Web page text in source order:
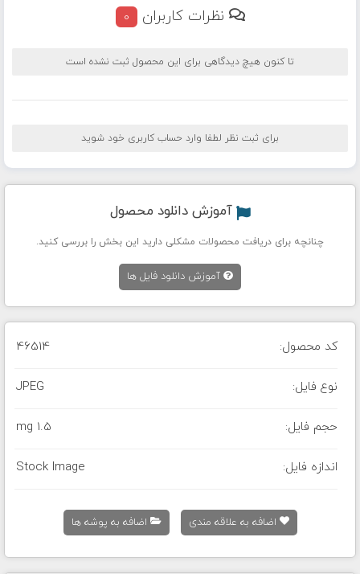
نظرات کاربران 0
تا کنون هیچ دیدگاهی برای این محصول ثبت نشده است
برای ثبت نظر لطفا وارد حساب کاربری خود شوید
آموزش دانلود محصول
چنانچه برای دریافت محصولات مشکلی دارید این بخش را بررسی کنید.
آموزش دانلود فایل ها
کد محصول: 46514
نوع فایل: JPEG
حجم فایل: 1.5 mg
اندازه فایل: Stock Image
اضافه به علاقه مندی اضافه به پوشه ها